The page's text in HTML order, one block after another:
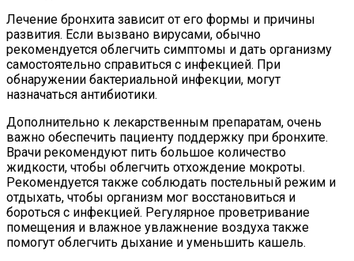
Лечение бронхита зависит от его формы и причины
развития. Если вызвано вирусами, обычно
рекомендуется облегчить симптомы и дать организму
самостоятельно справиться с инфекцией. При
обнаружении бактериальной инфекции, могут
назначаться антибиотики.
Дополнительно к лекарственным препаратам, очень
важно обеспечить пациенту поддержку при бронхите.
Врачи рекомендуют пить большое количество
жидкости, чтобы облегчить отхождение мокроты.
Рекомендуется также соблюдать постельный режим и
отдыхать, чтобы организм мог восстановиться и
бороться с инфекцией. Регулярное проветривание
помещения и влажное увлажнение воздуха также
помогут облегчить дыхание и уменьшить кашель.